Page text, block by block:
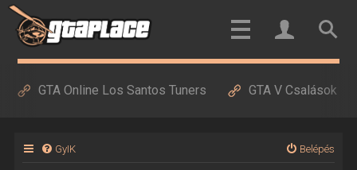
GTA Online Los Santos Tuners GTA V Csalások
GyIK Belépés